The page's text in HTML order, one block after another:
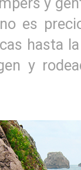
es
hasta
y